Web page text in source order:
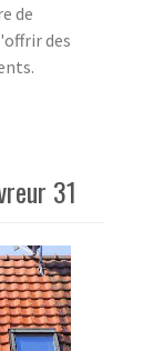
de
des
31